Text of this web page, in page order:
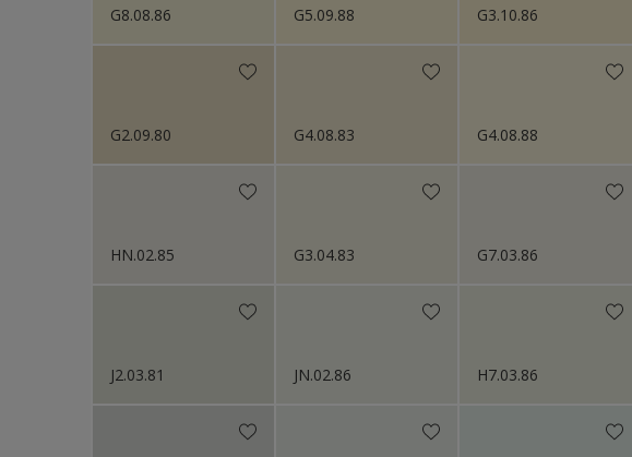
G8.08.86 G5.09.88 G3.10.86
G2.09.80 G4.08.83 G4.08.88
HN.02.85 G3.04.83 G7.03.86
J2.03.81 JN.02.86 H7.03.86